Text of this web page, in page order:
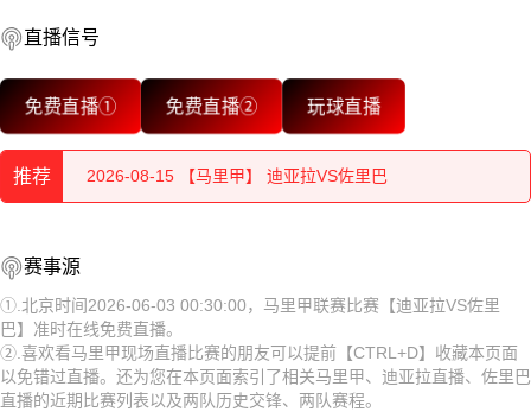
直播信号
免费直播① 免费直播② 玩球直播
推荐
2026-08-15 【马里甲】 迪亚拉VS佐里巴
2026-08-15 【马里甲】 迪亚拉VS佐里巴
2026-08-15 【马里甲】 迪亚拉VS佐里巴
2026-08-15 【马里甲】 迪亚拉VS佐里巴
赛事源
①.北京时间2026-06-03 00:30:00，马里甲联赛比赛【迪亚拉VS佐里
巴】准时在线免费直播。
②.喜欢看马里甲现场直播比赛的朋友可以提前【CTRL+D】收藏本页面
以免错过直播。还为您在本页面索引了相关马里甲、迪亚拉直播、佐里巴
直播的近期比赛列表以及两队历史交锋、两队赛程。